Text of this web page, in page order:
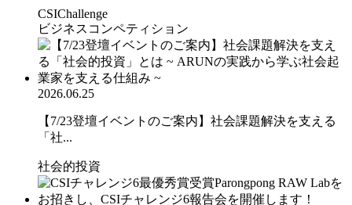
CSIChallenge
ビジネスコンペティション
2026.06.25
【7/23登壇イベントのご案内】社会課題解決を支える
「社...
社会的投資